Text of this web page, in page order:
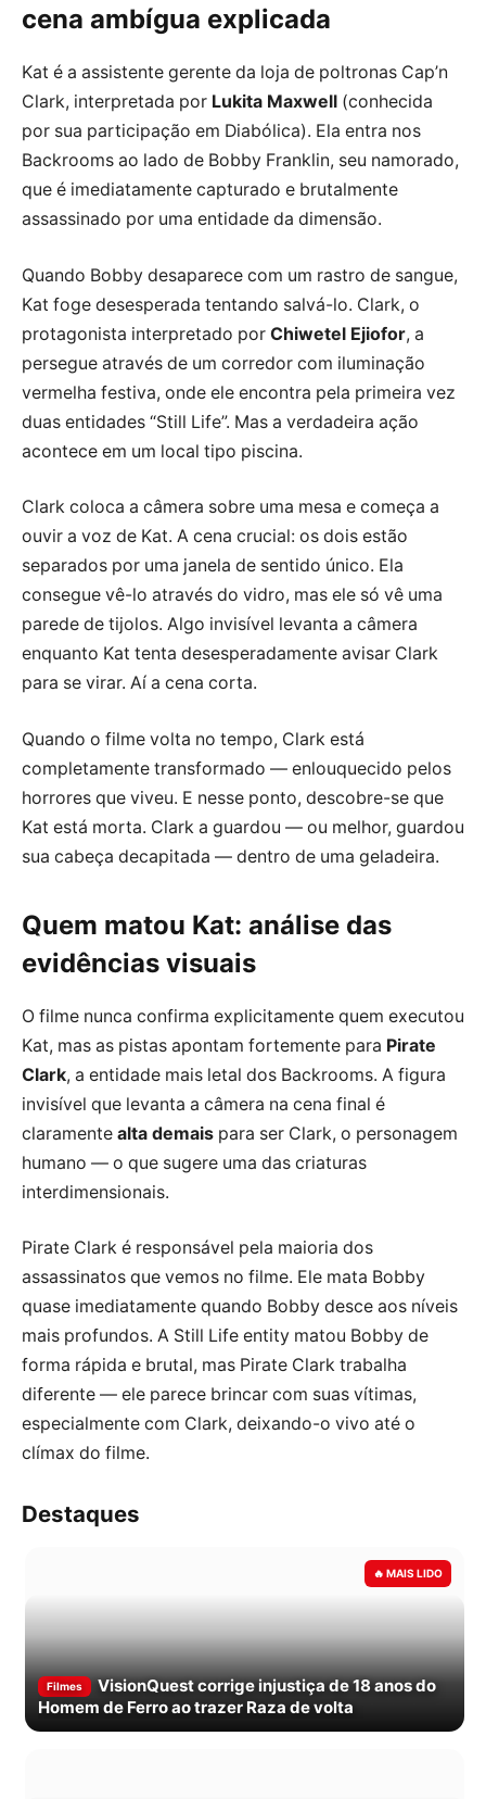
cena ambígua explicada
Kat é a assistente gerente da loja de poltronas Cap’n
Clark, interpretada por Lukita Maxwell (conhecida
por sua participação em Diabólica). Ela entra nos
Backrooms ao lado de Bobby Franklin, seu namorado,
que é imediatamente capturado e brutalmente
assassinado por uma entidade da dimensão.
Quando Bobby desaparece com um rastro de sangue,
Kat foge desesperada tentando salvá-lo. Clark, o
protagonista interpretado por Chiwetel Ejiofor, a
persegue através de um corredor com iluminação
vermelha festiva, onde ele encontra pela primeira vez
duas entidades “Still Life”. Mas a verdadeira ação
acontece em um local tipo piscina.
Clark coloca a câmera sobre uma mesa e começa a
ouvir a voz de Kat. A cena crucial: os dois estão
separados por uma janela de sentido único. Ela
consegue vê-lo através do vidro, mas ele só vê uma
parede de tijolos. Algo invisível levanta a câmera
enquanto Kat tenta desesperadamente avisar Clark
para se virar. Aí a cena corta.
Quando o filme volta no tempo, Clark está
completamente transformado — enlouquecido pelos
horrores que viveu. E nesse ponto, descobre-se que
Kat está morta. Clark a guardou — ou melhor, guardou
sua cabeça decapitada — dentro de uma geladeira.
Quem matou Kat: análise das
evidências visuais
O filme nunca confirma explicitamente quem executou
Kat, mas as pistas apontam fortemente para Pirate
Clark, a entidade mais letal dos Backrooms. A figura
invisível que levanta a câmera na cena final é
claramente alta demais para ser Clark, o personagem
humano — o que sugere uma das criaturas
interdimensionais.
Pirate Clark é responsável pela maioria dos
assassinatos que vemos no filme. Ele mata Bobby
quase imediatamente quando Bobby desce aos níveis
mais profundos. A Still Life entity matou Bobby de
forma rápida e brutal, mas Pirate Clark trabalha
diferente — ele parece brincar com suas vítimas,
especialmente com Clark, deixando-o vivo até o
clímax do filme.
Destaques
Filmes
VisionQuest corrige injustiça de 18 anos do
Homem de Ferro ao trazer Raza de volta